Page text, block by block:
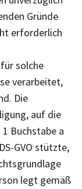
Gründe
erforderlich
solche
verarbeitet,
Die
auf die
Buchstabe a
GVO stützte,
legt gemäß